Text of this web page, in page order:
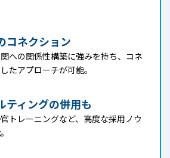
コネクション
への関係性構築に強みを持ち、コネ
たアプローチが可能。
ティングの併用も
トレーニングなど、高度な採用ノウ